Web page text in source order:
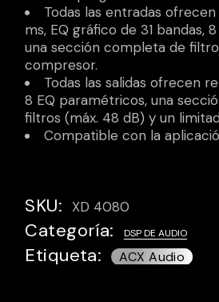
Todas las entradas
ms, EQ gráfico de 31 bandas,
una sección completa de
compresor.
Todas las salidas ofrecen
8 EQ paramétricos, una
filtros (máx. 48 dB) y un
Compatible con la
SKU: XD 4080
Categoría: DSP DE AUDIO
Etiqueta: